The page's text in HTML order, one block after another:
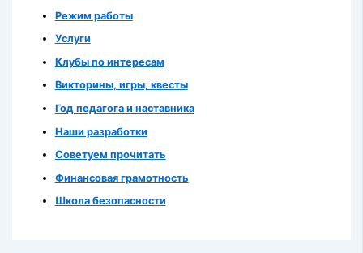
Режим работы
Услуги
Клубы по интересам
Викторины, игры, квесты
Год педагога и наставника
Наши разработки
Советуем прочитать
Финансовая грамотность
Школа безопасности